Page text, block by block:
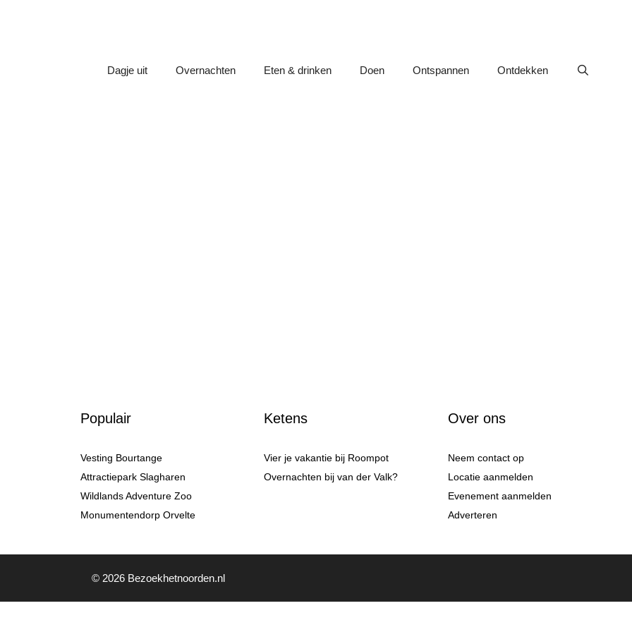
Dagje uit Overnachten Eten & drinken Doen Ontspannen Ontdekken
Populair
Vesting Bourtange
Attractiepark Slagharen
Wildlands Adventure Zoo
Monumentendorp Orvelte
Ketens
Vier je vakantie bij Roompot
Overnachten bij van der Valk?
Over ons
Neem contact op
Locatie aanmelden
Evenement aanmelden
Adverteren
© 2026 Bezoekhetnoorden.nl